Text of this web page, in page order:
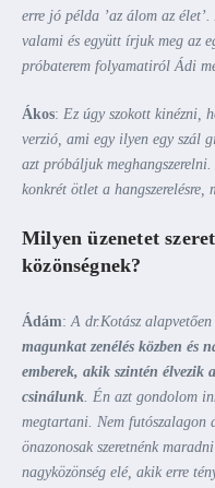
erre jó példa ’az álom az
valami és együtt írjuk meg az
próbaterem folyamatiról Ádi
Ákos: Ez úgy szokott kinézni,
verzió, ami egy ilyen egy szál
azt próbáljuk
konkrét ötlet a
Milyen üzenetet
közönségnek?
Ádám: A dr.Kotász
magunkat zenélés közben és
emberek, akik szintén élvezik
csinálunk. Én azt gondolom
megtartani. Nem futószalagon
önazonosak szeretnénk
nagyközönség elé, akik erre